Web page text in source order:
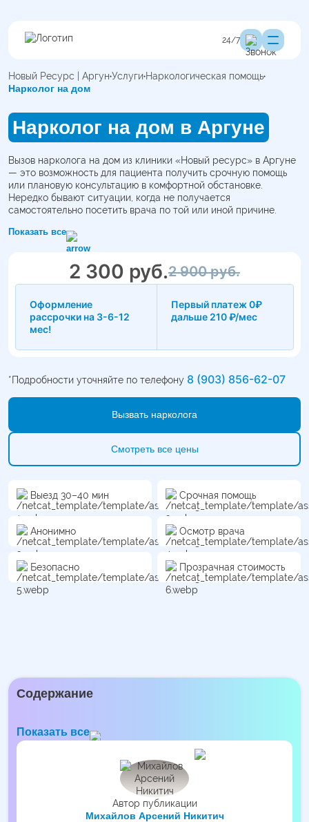
24/7
Новый Ресурс | Аргун Услуги Наркологическая помощь
Нарколог на дом
Нарколог на дом в Аргуне
Вызов нарколога на дом из клиники «Новый ресурс» в Аргуне
— это возможность для пациента получить срочную помощь
или плановую консультацию в комфортной обстановке.
Нередко бывают ситуации, когда не получается
самостоятельно посетить врача по той или иной причине.
самочувствие или просто нет желания тратить время на
дорогу. Платный нарколог в Аргуне приедет по адресу
проблем. Все услуги оказываются анонимно, круглосуточно и
по доступной стоимости.
Показать все
2 900 руб.
2 300 руб.
Оформление
рассрочки на 3-6-12
мес!
Первый платеж 0₽
дальше 210 ₽/мес
*Подробности уточняйте по телефону 8 (903) 856-62-07
Вызвать нарколога
Смотреть все цены
Выезд 30–40 мин Срочная помощь
Анонимно Осмотр врача
Безопасно Прозрачная стоимость
Содержание
Показать все
Автор публикации
Михайлов Арсений Никитич